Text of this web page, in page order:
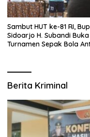
Sambut HUT ke-81 RI,
Sidoarjo H. Subandi Buka
Turnamen Sepak Bola
Berita Kriminal